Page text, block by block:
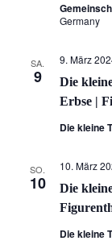
Germany
SA.
9
Die
Erbse |
9. März
Die kleine
SO.
10
Die
10. März
Die kleine